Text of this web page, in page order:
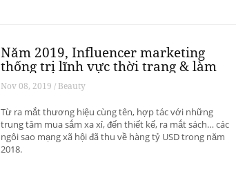
Năm 2019, Influencer marketing
thống trị lĩnh vực thời trang & làm
đẹp
Nov 08, 2019 / Beauty
Từ ra mắt thương hiệu cùng tên, hợp tác với những
trung tâm mua sắm xa xỉ, đến thiết kế, ra mắt sách… các
ngôi sao mạng xã hội đã thu về hàng tỷ USD trong năm
2018.